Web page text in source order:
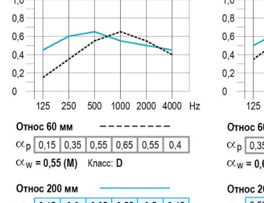
Автоматика для дверей
Мы в проектах
Саундлюкс
Саундлайн-акустика